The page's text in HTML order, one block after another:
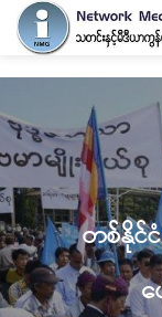
တစ်နိုင်
ပ